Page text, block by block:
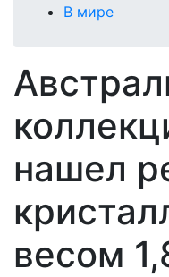
В мире
нашел
весом